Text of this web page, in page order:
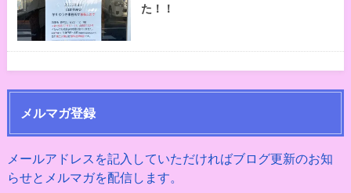
た！！
メルマガ登録
メールアドレスを記入していただければブログ更新のお知
らせとメルマガを配信します。